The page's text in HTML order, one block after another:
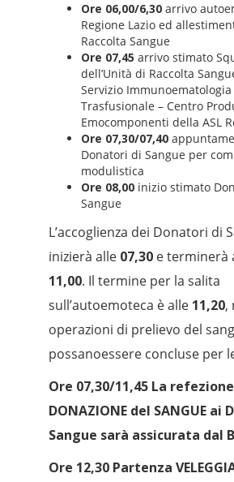
Ore 06,00/6,30 arrivo
Regione Lazio ed
Raccolta Sangue
Ore 07,45 arrivo stimato
dell’Unità di Raccolta
Servizio
Trasfusionale – Centro
Emocomponenti della ASL
Ore 07,30/07,40
Donatori di Sangue per
modulistica
Ore 08,00 inizio stimato
Sangue
L’accoglienza dei Donatori di
inizierà alle 07,30 e terminerà
11,00. Il termine per la salita
sull’autoemoteca è alle 11,20,
operazioni di prelievo del
possanoessere concluse per
Ore 07,30/11,45 La
DONAZIONE del SANGUE ai
Sangue sarà assicurata dal
Ore 12,30 Partenza